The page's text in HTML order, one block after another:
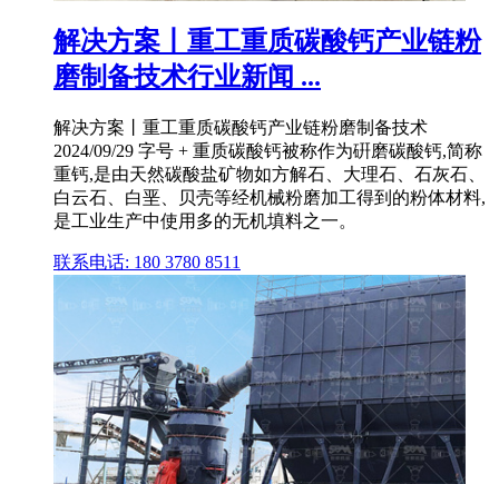
解决方案丨重工重质碳酸钙产业链粉
磨制备技术行业新闻 ...
解决方案丨重工重质碳酸钙产业链粉磨制备技术
2024/09/29 字号 + 重质碳酸钙被称作为硏磨碳酸钙,简称
重钙,是由天然碳酸盐矿物如方解石、大理石、石灰石、
白云石、白垩、贝壳等经机械粉磨加工得到的粉体材料,
是工业生产中使用多的无机填料之一。
联系电话: 180 3780 8511